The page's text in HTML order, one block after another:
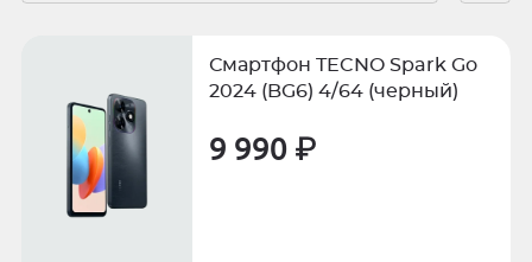
Смартфон TECNO Spark Go
2024 (BG6) 4/64 (черный)
9 990 ₽
Отправить код по СМС
Отправить код еще раз через